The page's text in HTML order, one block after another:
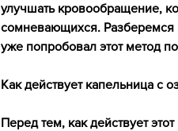
улучшать кровообращение,
сомневающихся. Разберемся
уже попробовал этот метод
Как действует капельница с
Перед тем, как действует